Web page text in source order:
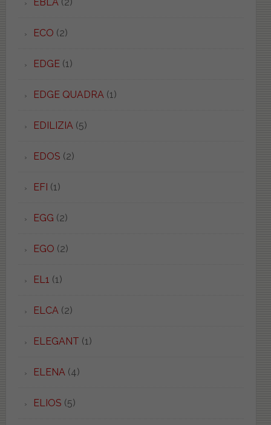
ECO (2)
EDGE(1)
EDGE QUADRA (1)
EDILIZIA (5)
EDOS (2)
EFI (1)
EGG (2)
EGO (2)
EL1 (1)
ELCA (2)
ELEGANT (1)
ELENA (4)
ELIOS (5)